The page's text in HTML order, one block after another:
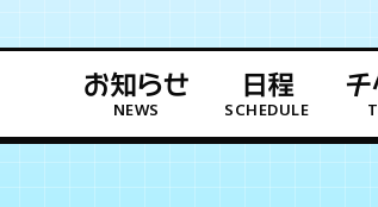
お知らせ
NEWS
日程
SCHEDULE
チ